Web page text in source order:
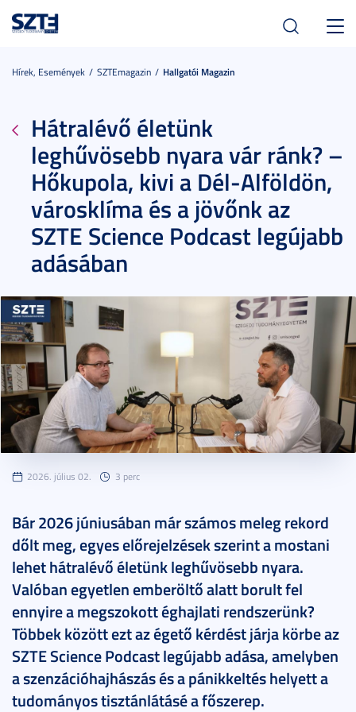
Hírek, Események SZTEmagazin Hallgatói Magazin
Hátralévő életünk
leghűvösebb nyara vár ránk? –
Hőkupola, kivi a Dél-Alföldön,
városklíma és a jövőnk az
SZTE Science Podcast legújabb
adásában
2026. július 02. 3 perc
Bár 2026 júniusában már számos meleg rekord
dőlt meg, egyes előrejelzések szerint a mostani
lehet hátralévő életünk leghűvösebb nyara.
Valóban egyetlen emberöltő alatt borult fel
ennyire a megszokott éghajlati rendszerünk?
Többek között ezt az égető kérdést járja körbe az
SZTE Science Podcast legújabb adása, amelyben
a szenzációhajhászás és a pánikkeltés helyett a
tudományos tisztánlátásé a főszerep.